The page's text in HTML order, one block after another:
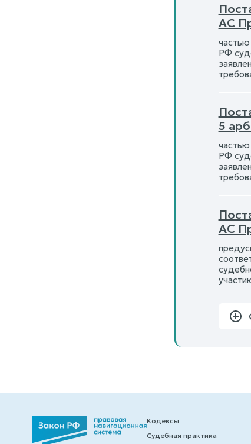
АС
РФ
5
РФ
АС
Кодексы
Судебная практика